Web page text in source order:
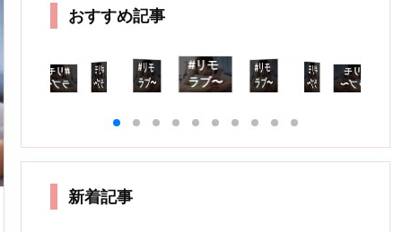
おすすめ記事
想｜心
#リモ
ラブ〜
普通の
想｜や
っぱり
カン…
という
#リモ
ラブ〜
行でド
#リモ
ラブ〜
道〜 1
話 感
想｜設
#リモ
ラブ〜
0話
(最終
#リモ
ラブ〜
道〜 9
話 感
想｜ス
#リモ
ラブ〜
#リモ
ラブ〜
普通の
想｜濃
厚接触
想｜良
新着記事